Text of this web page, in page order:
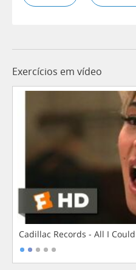
Exercícios em vídeo
Cadillac Records - All I